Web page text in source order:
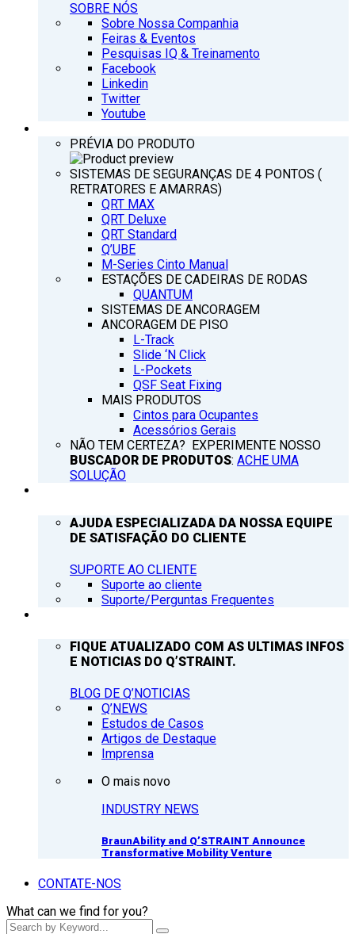
SOBRE NÓS
Sobre Nossa Companhia
Feiras & Eventos
Pesquisas IQ & Treinamento
Facebook
Linkedin
Twitter
Youtube
PRÉVIA DO PRODUTO
SISTEMAS DE SEGURANÇAS DE 4 PONTOS (
RETRATORES E AMARRAS)
QRT MAX
QRT Deluxe
QRT Standard
Q’UBE
M-Series Cinto Manual
ESTAÇÕES DE CADEIRAS DE RODAS
QUANTUM
SISTEMAS DE ANCORAGEM
ANCORAGEM DE PISO
L-Track
Slide ‘N Click
L-Pockets
QSF Seat Fixing
MAIS PRODUTOS
Cintos para Ocupantes
Acessórios Gerais
NÃO TEM CERTEZA? EXPERIMENTE NOSSO
BUSCADOR DE PRODUTOS: ACHE UMA
SOLUÇÃO
AJUDA ESPECIALIZADA DA NOSSA EQUIPE
DE SATISFAÇÃO DO CLIENTE
SUPORTE AO CLIENTE
Suporte ao cliente
Suporte/Perguntas Frequentes
FIQUE ATUALIZADO COM AS ULTIMAS INFOS
E NOTICIAS DO Q’STRAINT.
BLOG DE Q’NOTICIAS
Q’NEWS
Estudos de Casos
Artigos de Destaque
Imprensa
O mais novo
INDUSTRY NEWS
BraunAbility and Q’STRAINT Announce
Transformative Mobility Venture
CONTATE-NOS
What can we find for you?